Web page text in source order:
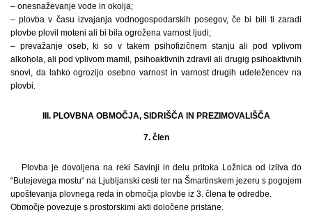
– onesnaževanje vode in okolja;
– plovba v času izvajanja vodnogospodarskih posegov, če bi bili ti zaradi
plovbe plovil moteni ali bi bila ogrožena varnost ljudi;
– prevažanje oseb, ki so v takem psihofizičnem stanju ali pod vplivom
alkohola, ali pod vplivom mamil, psihoaktivnih zdravil ali drugig psihoaktivnih
snovi, da lahko ogrozijo osebno varnost in varnost drugih udeležencev na
plovbi.
III. PLOVBNA OBMOČJA, SIDRIŠČA IN PREZIMOVALIŠČA
7. člen
Plovba je dovoljena na reki Savinji in delu pritoka Ložnica od izliva do
“Butejevega mostu“ na Ljubljanski cesti ter na Šmartinskem jezeru s pogojem
upoštevanja plovnega reda in območja plovbe iz 3. člena te odredbe.
Območje povezuje s prostorskimi akti določene pristane.